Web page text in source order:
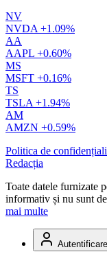
NV
NVDA +1.09%
AA
AAPL +0.60%
MS
MSFT +0.16%
TS
TSLA +1.94%
AM
AMZN +0.59%
Politica de
Redacția
Toate datele furnizate
informativ și nu sunt
mai multe
Autentificare